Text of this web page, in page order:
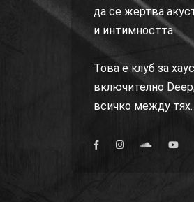
да се жертва
и интимността.
Това е клуб за
включително
всичко между тях.